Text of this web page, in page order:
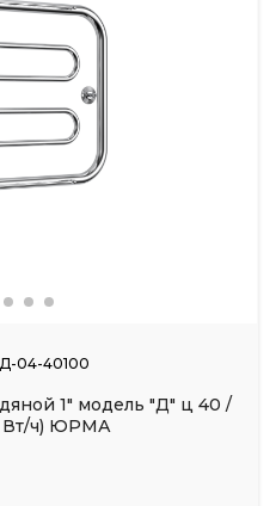
Д-04-40100
1" модель "Д" ц 40 /
Вт/ч) ЮРМА